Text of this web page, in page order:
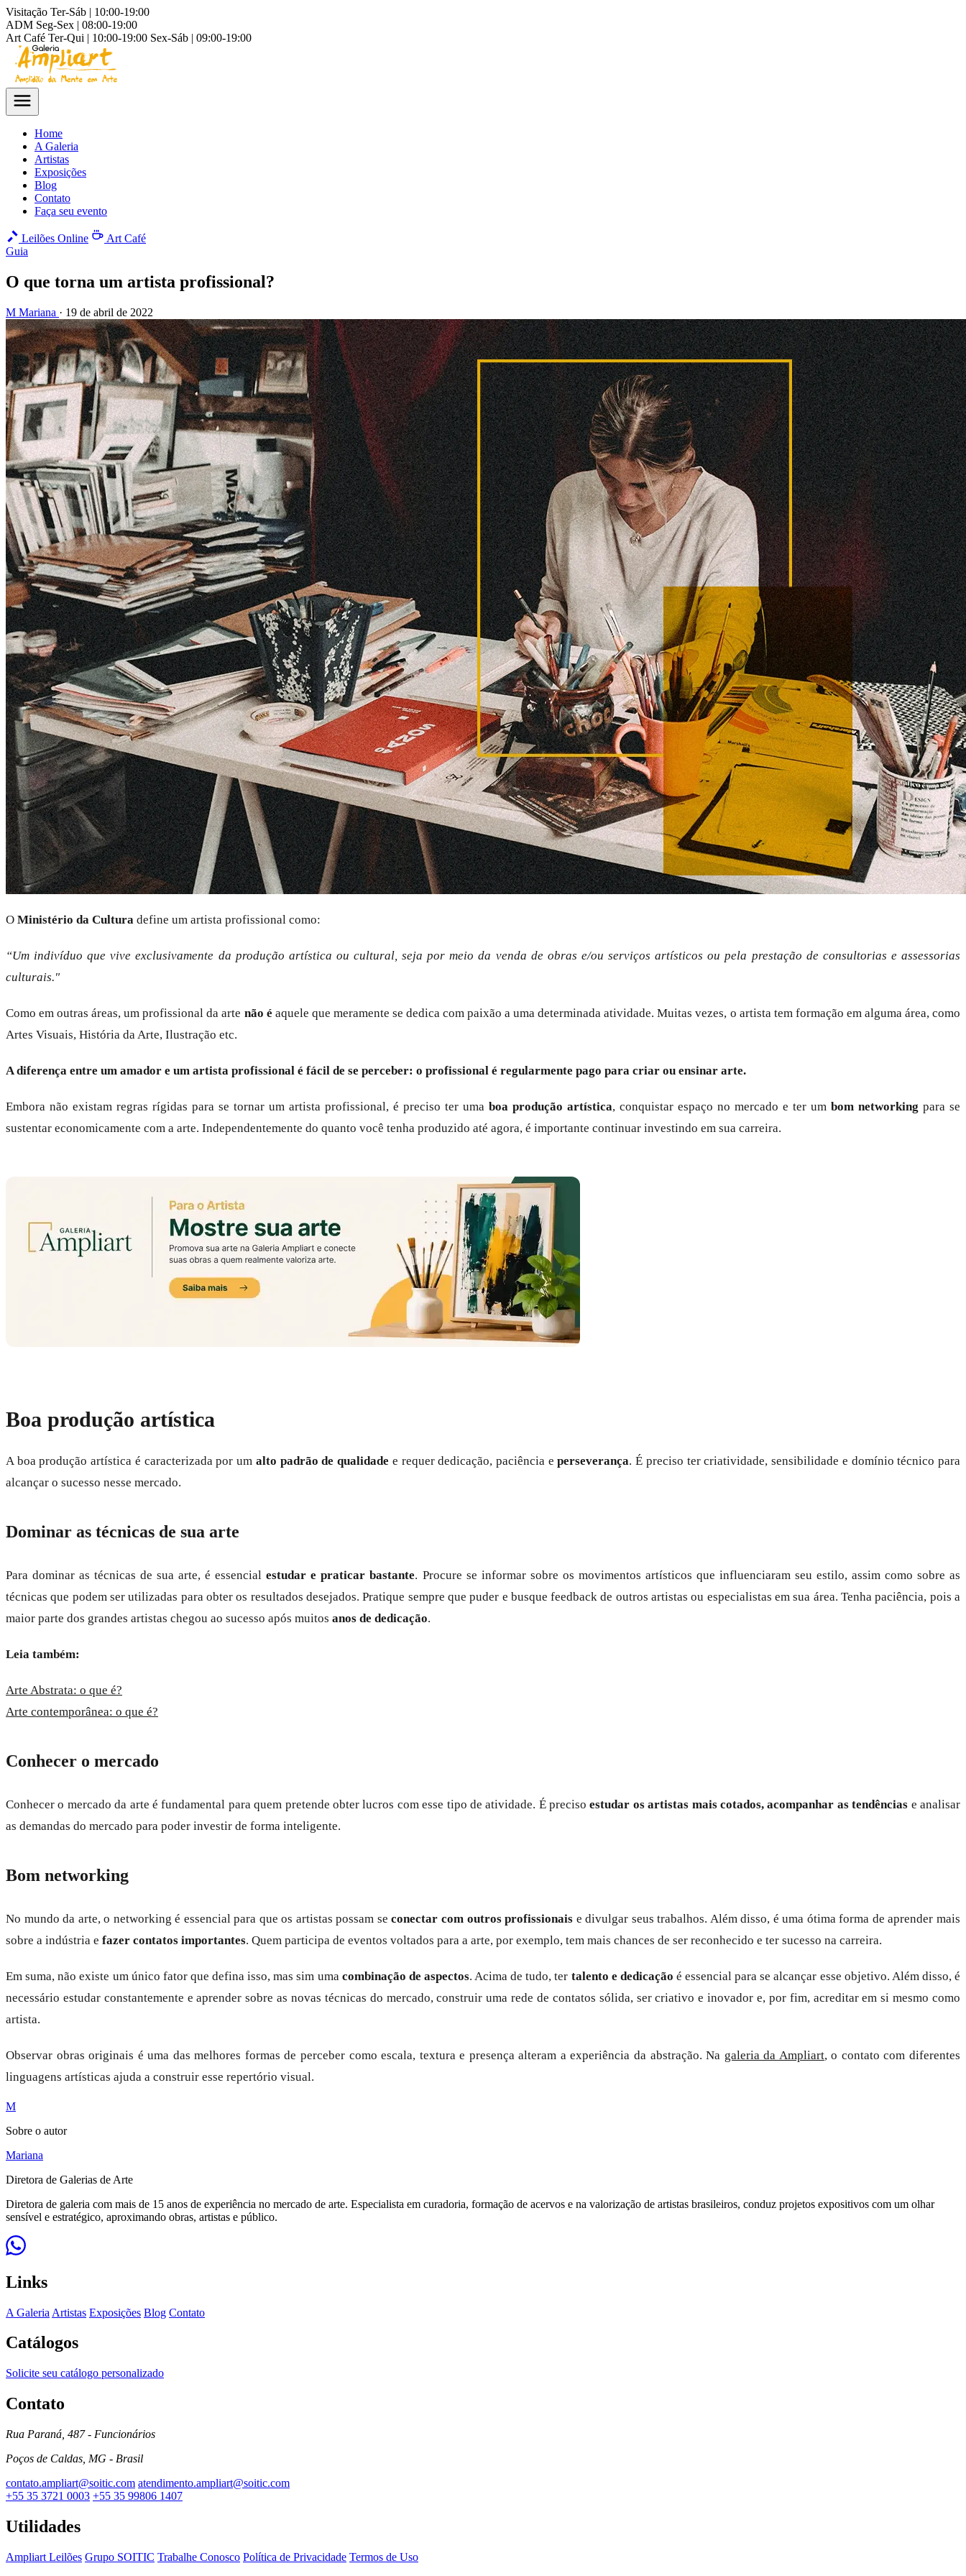
Visitação Ter-Sáb | 10:00-19:00
ADM Seg-Sex | 08:00-19:00
Art Café Ter-Qui | 10:00-19:00 Sex-Sáb | 09:00-19:00
Home
A Galeria
Artistas
Exposições
Blog
Contato
Faça seu evento
Leilões Online
Art Café
Guia
O que torna um artista profissional?
M Mariana · 19 de abril de 2022
O Ministério da Cultura define um artista profissional como:
“Um indivíduo que vive exclusivamente da produção artística ou cultural, seja por meio da venda de obras e/ou serviços artísticos ou pela prestação de consultorias e assessorias
culturais."
Como em outras áreas, um profissional da arte não é aquele que meramente se dedica com paixão a uma determinada atividade. Muitas vezes, o artista tem formação em alguma área, como
Artes Visuais, História da Arte, Ilustração etc.
A diferença entre um amador e um artista profissional é fácil de se perceber: o profissional é regularmente pago para criar ou ensinar arte.
Embora não existam regras rígidas para se tornar um artista profissional, é preciso ter uma boa produção artística, conquistar espaço no mercado e ter um bom networking para se
sustentar economicamente com a arte. Independentemente do quanto você tenha produzido até agora, é importante continuar investindo em sua carreira.
Boa produção artística
A boa produção artística é caracterizada por um alto padrão de qualidade e requer dedicação, paciência eperseverança. É preciso ter criatividade, sensibilidade e domínio técnico para
alcançar o sucesso nesse mercado.
Dominar as técnicas de sua arte
Para dominar as técnicas de sua arte, é essencialestudar e praticar bastante. Procure se informar sobre os movimentos artísticos que influenciaram seu estilo, assim como sobre as
técnicas que podem ser utilizadas para obter os resultados desejados. Pratique sempre que puder e busque feedback de outros artistas ou especialistas em sua área. Tenha paciência, pois a
maior parte dos grandes artistas chegou ao sucesso após muitos anos de dedicação.
Leia também:
Arte Abstrata: o que é?
Arte contemporânea: o que é?
Conhecer o mercado
Conhecer o mercado da arte é fundamental para quem pretende obter lucros com esse tipo de atividade. É precisoestudar os artistas mais cotados, acompanhar as tendências e analisar
as demandas do mercado para poder investir de forma inteligente.
Bom networking
No mundo da arte, o networking é essencial para que os artistas possam seconectar com outros profissionais e divulgar seus trabalhos. Além disso, é uma ótima forma de aprender mais
sobre a indústria e fazer contatos importantes. Quem participa de eventos voltados para a arte, por exemplo, tem mais chances de ser reconhecido e ter sucesso na carreira.
Em suma, não existe um único fator que defina isso, mas sim uma combinação de aspectos. Acima de tudo, ter talento e dedicação é essencial para se alcançar esse objetivo. Além disso, é
necessário estudar constantemente e aprender sobre as novas técnicas do mercado, construir uma rede de contatos sólida, ser criativo e inovador e, por fim, acreditar em si mesmo como
artista.
Observar obras originais é uma das melhores formas de perceber como escala, textura e presença alteram a experiência da abstração. Na galeria da Ampliart, o contato com diferentes
linguagens artísticas ajuda a construir esse repertório visual.
M
Sobre o autor
Mariana
Diretora de Galerias de Arte
Diretora de galeria com mais de 15 anos de experiência no mercado de arte. Especialista em curadoria, formação de acervos e na valorização de artistas brasileiros, conduz projetos expositivos com um olhar
sensível e estratégico, aproximando obras, artistas e público.
Links
A Galeria Artistas Exposições Blog Contato
Catálogos
Solicite seu catálogo personalizado
Contato
Rua Paraná, 487 - Funcionários
Poços de Caldas, MG - Brasil
contato.ampliart@soitic.com atendimento.ampliart@soitic.com
+55 35 3721 0003 +55 35 99806 1407
Utilidades
Ampliart Leilões Grupo SOITIC Trabalhe Conosco Política de Privacidade Termos de Uso